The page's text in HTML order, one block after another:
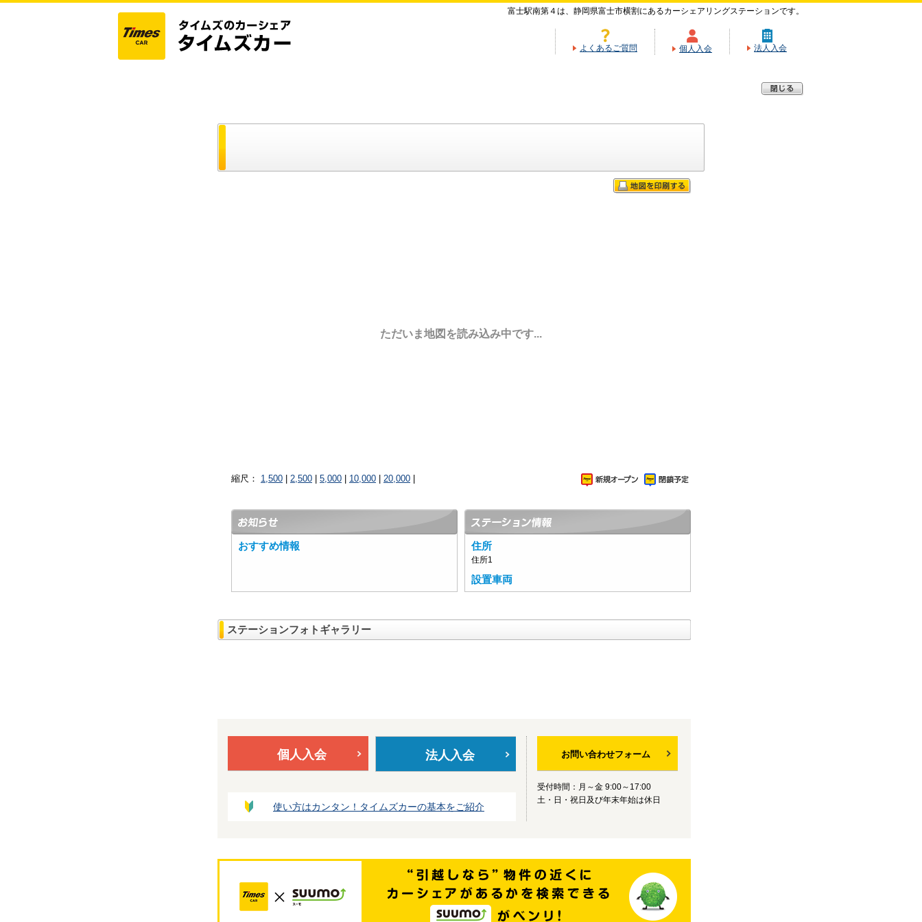
富士駅南第４は、静岡県富士市横割にあるカーシェアリングステーションです。
よくあるご質問 個人入会 法人入会
ただいま地図を読み込み中です...
縮尺： 1,500 2,500 5,000 10,000 20,000
おすすめ情報 住所
住所1
設置車両
ステーションフォトギャラリー
個人入会 法人入会
使い方はカンタン！タイムズカーの基本をご紹介
お問い合わせフォーム
受付時間：月～金 9:00～17:00
土・日・祝日及び年末年始は休日